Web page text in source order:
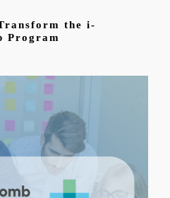
the i-
Program